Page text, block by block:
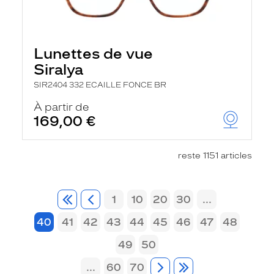
Lunettes de vue
Siralya
SIR2404 332 ECAILLE FONCE BR
À partir de
169,00 €
reste 1151 articles
1 10 20 30
...
40
41 42 43 44 45 46 47
48
49
50
...
60 70